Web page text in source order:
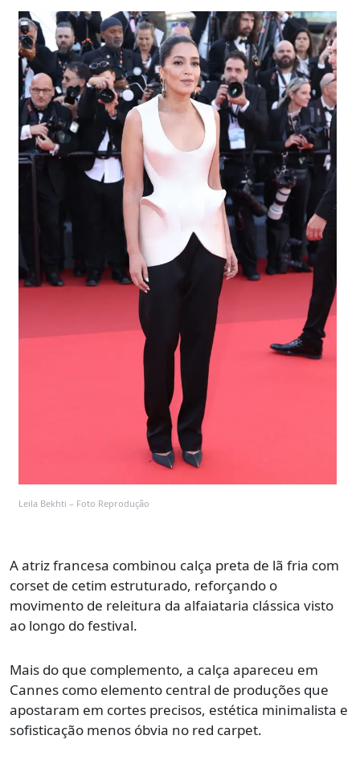
Leila Bekhti – Foto Reprodução
A atriz francesa combinou calça preta de lã fria com
corset de cetim estruturado, reforçando o
movimento de releitura da alfaiataria clássica visto
ao longo do festival.
Mais do que complemento, a calça apareceu em
Cannes como elemento central de produções que
apostaram em cortes precisos, estética minimalista e
sofisticação menos óbvia no red carpet.